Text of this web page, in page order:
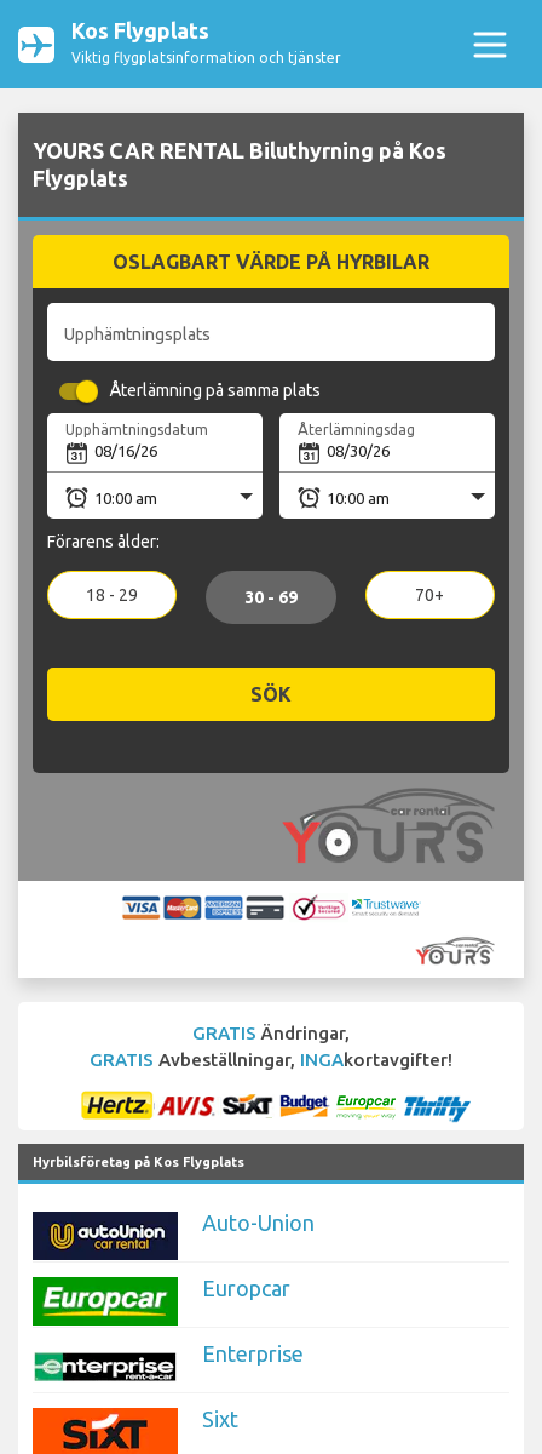
Kos Flygplats
Viktig flygplatsinformation och tjänster
YOURS CAR RENTAL Biluthyrning på Kos
Flygplats
OSLAGBART VÄRDE PÅ HYRBILAR
Upphämtningsplats
Återlämning på samma plats
Upphämtningsdatum Återlämningsdag
Förarens ålder:
18 - 29 30 - 69 70+
SÖK
GRATIS Ändringar,
GRATIS Avbeställningar, INGAkortavgifter!
Hyrbilsföretag på Kos Flygplats
Auto-Union
Europcar
Enterprise
Sixt